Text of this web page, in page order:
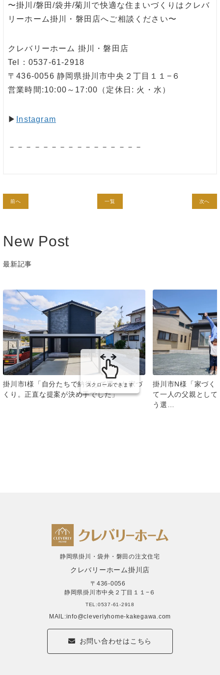
〜掛川/磐田/袋井/菊川で快適な住まいづくりはクレバ
リーホーム掛川・磐田店へご相談ください〜
クレバリーホーム 掛川・磐田店
Tel：0537-61-2918
〒436-0056 静岡県掛川市中央２丁目１１−６
営業時間:10:00～17:00（定休日: 火・水）
▶︎ Instagram
－－－－－－－－－－－－－－－－
前へ 一覧 次へ
New Post
最新記事
掛川市I様「自分たちで納得して選べた家づ
くり。正直な提案が決め手でした」
掛川市N様「家づく
て一人の父親とし
う選…
スクロールできます
静岡県掛川・袋井・磐田の注文住宅
クレバリーホーム掛川店
〒436-0056
静岡県掛川市中央２丁目１１−６
TEL:0537-61-2918
MAIL:info@cleverlyhome-kakegawa.com
お問い合わせはこちら